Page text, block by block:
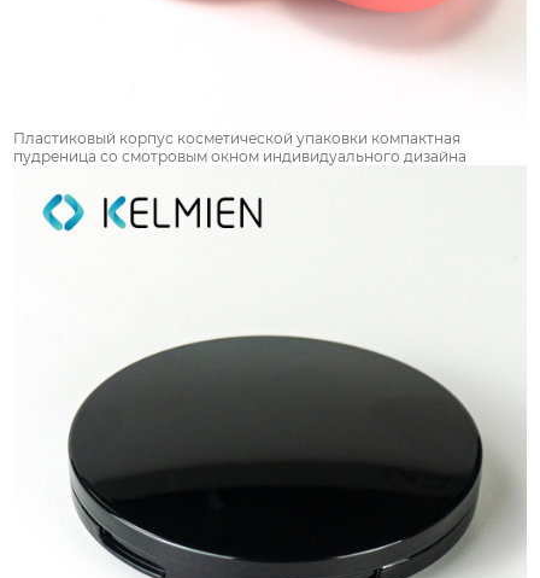
Пластиковый корпус косметической упаковки компактная
пудреница со смотровым окном индивидуального дизайна